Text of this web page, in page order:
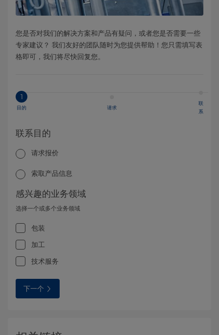
您是否对我们的解决方案和产品有疑问，或者您是否需要一些
专家建议？ 我们友好的团队随时为您提供帮助！您只需填写表
格即可，我们将尽快回复您。
1
目的 请求
联
系
联系目的
请求报价
索取产品信息
感兴趣的业务领域
选择一个或多个业务领域
包装
加工
技术服务
下一个